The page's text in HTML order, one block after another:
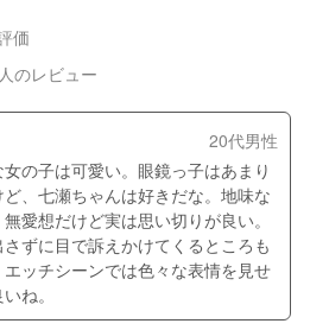
価
人のレビュー
20代男性
の子は可愛い。眼鏡っ子はあまり
、七瀬ちゃんは好きだな。地味な
愛想だけど実は思い切りが良い。
ずに目で訴えかけてくるところも
ッチシーンでは色々な表情を見せ
ね。